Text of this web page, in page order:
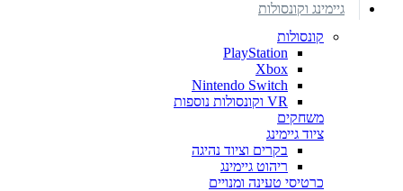
גיימינג וקונסולות
קונסולות
PlayStation
Xbox
Nintendo Switch
VR וקונסולות נוספות
משחקים
ציוד גיימינג
בקרים וציוד נהיגה
ריהוט גיימינג
כרטיסי טעינה ומנויים